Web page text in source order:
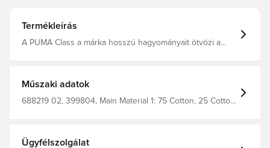
Termékleírás
A PUMA Class a márka hosszú hagyományait ötvözi a
olyan megjelenést kínálva, amely egyszerre időtlen és
stílus és az egyedi PUMA hangulat tökéletes egyensúlyát
Műszaki adatok
688219 02, 399804, Main Material 1: 75 Cotton, 25 Cotton
Ügyfélszolgálat